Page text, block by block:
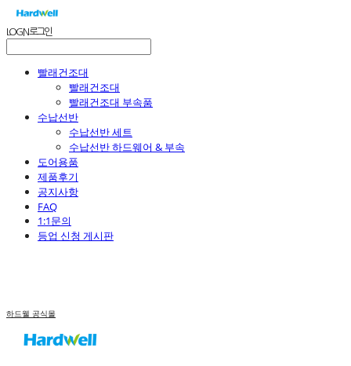
LOG IN로그인
빨래건조대
빨래건조대
빨래건조대 부속품
수납선반
수납선반 세트
수납선반 하드웨어 & 부속
도어용품
제품후기
공지사항
FAQ
1:1문의
등업 신청 게시판
하드웰 공식몰